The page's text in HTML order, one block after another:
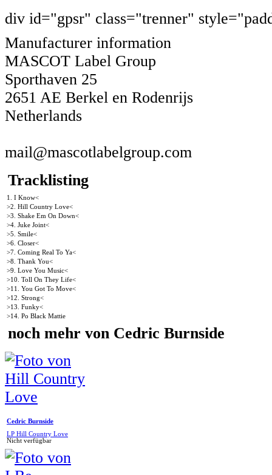
div id="gpsr" class="trenner"
Manufacturer information
MASCOT Label Group
Sporthaven 25
2651 AE Berkel en Rodenrijs
Netherlands
mail@mascotlabelgroup.com
Tracklisting
1. I Know<
>2. Hill Country Love<
>3. Shake Em On Down<
>4. Juke Joint<
>5. Smile<
>6. Closer<
>7. Coming Real To Ya<
>8. Thank You<
>9. Love You Music<
>10. Toll On They Life<
>11. You Got To Move<
>12. Strong<
>13. Funky<
>14. Po Black Mattie
noch mehr von Cedric Burnside
Cedric Burnside
LP Hill Country Love
Nicht verfügbar